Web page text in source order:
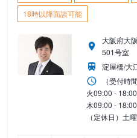
18時以降面談可能
大阪府大
501号室
淀屋橋/大
（受付時間
火09:00 - 18:00
木09:00 - 18:00
（定休日）土